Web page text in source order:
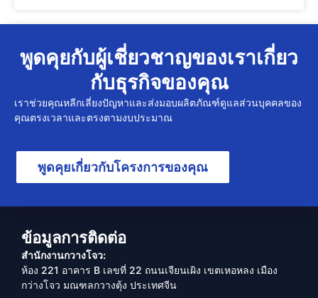
พูดคุยกับผู้เชี่ยวชาญของเราเกี่ยว
กับธุรกิจของคุณ
เราช่วยคุณหลีกเลี่ยงปัญหาและส่งมอบผลิตภัณฑ์ดูแลส่วนบุคคลของ
คุณตรงเวลาและตรงตามงบประมาณ
พูดคุยเกี่ยวกับโครงการของคุณ
ข้อมูลการติดต่อ
สำนักงานกวางโจว:
ห้อง 221 อาคาร B เลขที่ 22 ถนนเจียนเผิง เขตเหอหลง เมือง
กว่างโจว มณฑลกวางตุ้ง ประเทศจีน